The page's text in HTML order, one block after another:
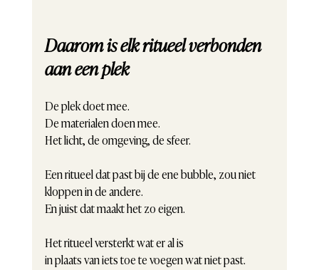
Daarom is elk ritueel verbonden
aan een plek
De plek doet mee.
De materialen doen mee.
Het licht, de omgeving, de sfeer.
Een ritueel dat past bij de ene bubble, zou niet
kloppen in de andere.
En juist dat maakt het zo eigen.
Het ritueel versterkt wat er al is
in plaats van iets toe te voegen wat niet past.